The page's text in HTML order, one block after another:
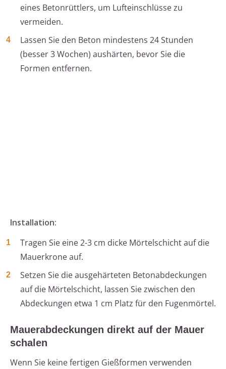
eines Betonrüttlers, um Lufteinschlüsse zu
vermeiden.
Lassen Sie den Beton mindestens 24 Stunden
(besser 3 Wochen) aushärten, bevor Sie die
Formen entfernen.
Installation:
Tragen Sie eine 2-3 cm dicke Mörtelschicht auf die
Mauerkrone auf.
Setzen Sie die ausgehärteten Betonabdeckungen
auf die Mörtelschicht, lassen Sie zwischen den
Abdeckungen etwa 1 cm Platz für den Fugenmörtel.
Mauerabdeckungen direkt auf der Mauer
schalen
Wenn Sie keine fertigen Gießformen verwenden